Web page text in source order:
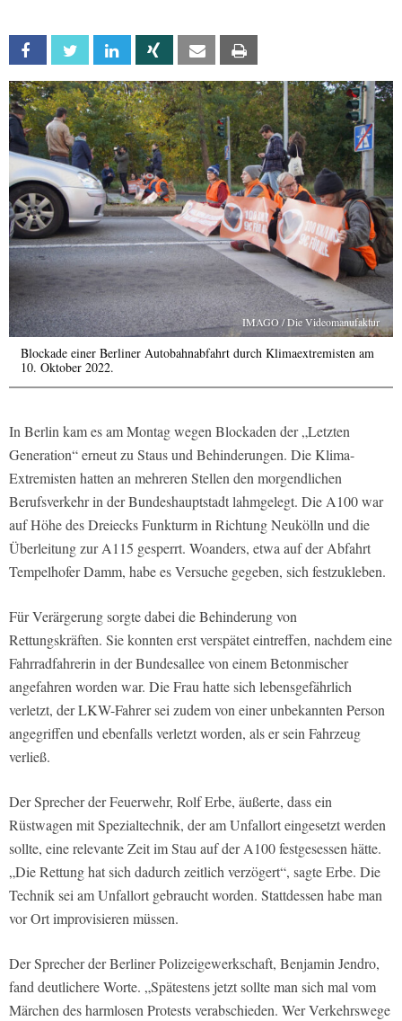
Facebook Twitter Linkedin Xing Email
IMAGO / Die Videomanufaktur
Blockade einer Berliner Autobahnabfahrt durch Klimaextremisten am
10. Oktober 2022.
In Berlin kam es am Montag wegen Blockaden der „Letzten
Generation“ erneut zu Staus und Behinderungen. Die Klima-
Extremisten hatten an mehreren Stellen den morgendlichen
Berufsverkehr in der Bundeshauptstadt lahmgelegt. Die A100 war
auf Höhe des Dreiecks Funkturm in Richtung Neukölln und die
Überleitung zur A115 gesperrt. Woanders, etwa auf der Abfahrt
Tempelhofer Damm, habe es Versuche gegeben, sich festzukleben.
Für Verärgerung sorgte dabei die Behinderung von
Rettungskräften. Sie konnten erst verspätet eintreffen, nachdem eine
Fahrradfahrerin in der Bundesallee von einem Betonmischer
angefahren worden war. Die Frau hatte sich lebensgefährlich
verletzt, der LKW-Fahrer sei zudem von einer unbekannten Person
angegriffen und ebenfalls verletzt worden, als er sein Fahrzeug
verließ.
Der Sprecher der Feuerwehr, Rolf Erbe, äußerte, dass ein
Rüstwagen mit Spezialtechnik, der am Unfallort eingesetzt werden
sollte, eine relevante Zeit im Stau auf der A100 festgesessen hätte.
„Die Rettung hat sich dadurch zeitlich verzögert“, sagte Erbe. Die
Technik sei am Unfallort gebraucht worden. Stattdessen habe man
vor Ort improvisieren müssen.
Der Sprecher der Berliner Polizeigewerkschaft, Benjamin Jendro,
fand deutlichere Worte. „Spätestens jetzt sollte man sich mal vom
Märchen des harmlosen Protests verabschieden. Wer Verkehrswege